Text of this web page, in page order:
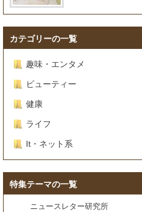
カテゴリーの一覧
趣味・エンタメ
ビューティー
健康
ライフ
It・ネット系
特集テーマの一覧
ニュースレター研究所